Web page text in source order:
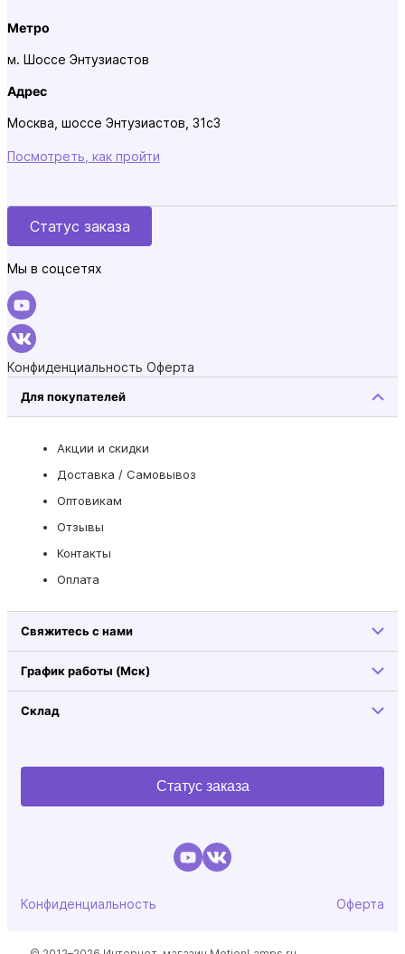
Метро
м. Шоссе Энтузиастов
Адрес
Москва, шоссе Энтузиастов, 31с3
Посмотреть, как пройти
Статус заказа
Мы в соцсетях
Конфиденциальность Оферта
Для покупателей
Акции и скидки
Доставка / Самовывоз
Оптовикам
Отзывы
Контакты
Оплата
Свяжитесь с нами
График работы (Мск)
Склад
Статус заказа
Конфиденциальность Оферта